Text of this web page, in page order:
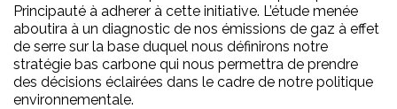
Principauté à adherer à cette initiative. L’étude menée
aboutira à un diagnostic de nos émissions de gaz à effet
de serre sur la base duquel nous définirons notre
stratégie bas carbone qui nous permettra de prendre
des décisions éclairées dans le cadre de notre politique
environnementale.